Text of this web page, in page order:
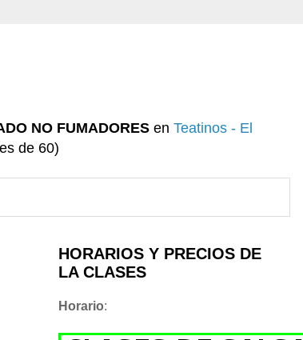
NO FUMADORES en Teatinos - El
de 60)
HORARIOS Y PRECIOS DE
LA CLASES
Horario: